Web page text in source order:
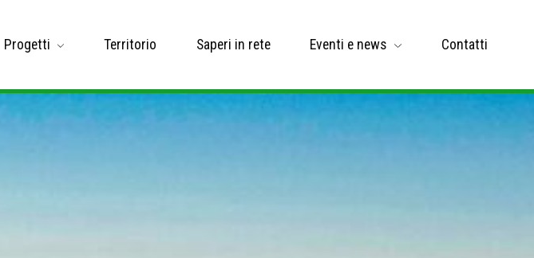
Progetti Territorio Saperi in rete Eventi e news Contatti